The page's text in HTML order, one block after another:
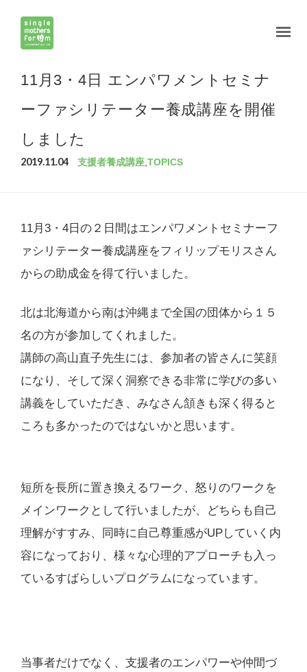
11月3・4日 エンパワメントセミナ
ーファシリテーター養成講座を開催
しました
2019.11.04 支援者養成講座 ,TOPICS
11月3・4日の２日間はエンパワメントセミナーフ
ァシリテーター養成講座をフィリップモリスさん
からの助成金を得て行いました。
北は北海道から南は沖縄まで全国の団体から１５
名の方が参加してくれました。
講師の高山直子先生には、参加者の皆さんに笑顔
になり、そして深く洞察できる非常に学びの多い
講義をしていただき、みなさん頷きも深く得ると
ころも多かったのではないかと思います。
短所を長所に置き換えるワーク、怒りのワークを
メインワークとして行いましたが、どちらも自己
理解がすすみ、同時に自己尊重感がUPしていく内
容になっており、様々な心理的アプローチも入っ
ているすばらしいプログラムになっています。
当事者だけでなく、支援者のエンパワーや仲間づ